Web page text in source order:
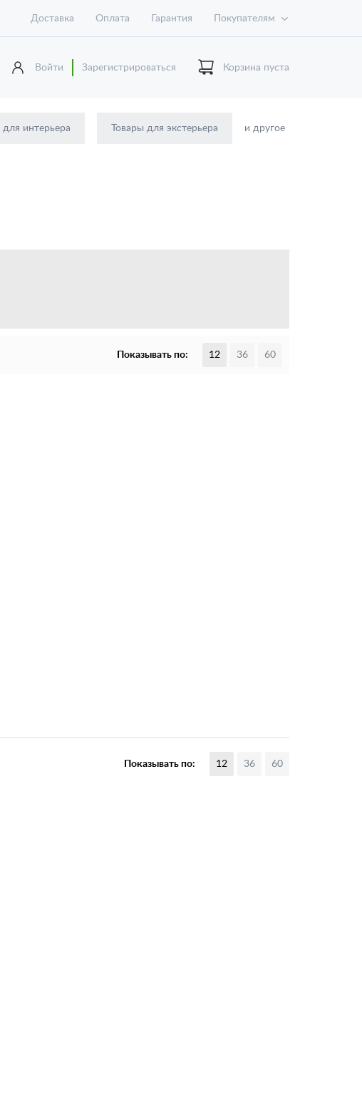
Доставка Оплата Гарантия Покупателям
Войти Зарегистрироваться Корзина пуста
для интерьера Товары для экстерьера и другое
Показывать по: 12 36 60
Показывать по: 12 36 60